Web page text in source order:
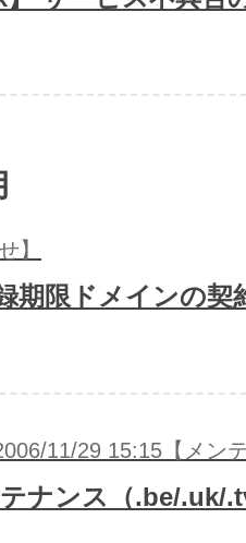
】
期限ドメインの契
11/29 15:15【メン
ナンス（.be/.uk/